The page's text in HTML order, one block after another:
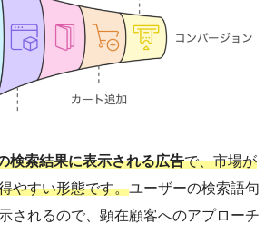
検索結果に表示される広告で、市場が
やすい形態です。ユーザーの検索語句
されるので、顕在顧客へのアプローチ